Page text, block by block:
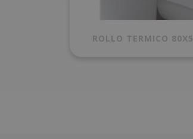
ROLLO TERMICO